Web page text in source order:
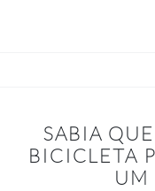
SABIA
BICICLETA
UM